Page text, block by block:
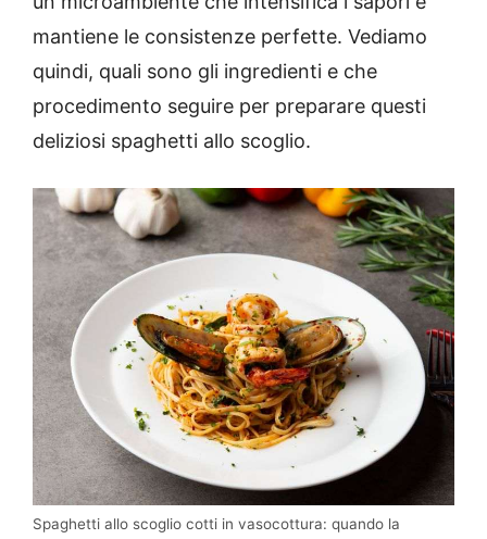
mantiene le consistenze perfette. Vediamo
quindi, quali sono gli ingredienti e che
procedimento seguire per preparare questi
deliziosi spaghetti allo scoglio.
Spaghetti allo scoglio cotti in vasocottura: quando la